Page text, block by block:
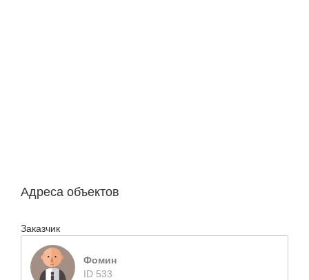
Адреса объектов
Заказчик
Фомин
ID 533